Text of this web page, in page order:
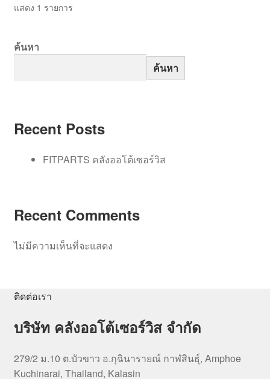
แสดง 1 รายการ
ค้นหา
ค้นหา
Recent Posts
FITPARTS คลังออโต้เซอร์วิส
Recent Comments
ไม่มีความเห็นที่จะแสดง
ติดต่อเรา
บริษัท คลังออโต้เซอร์วิส จำกัด
279/2 ม.10 ต.บัวขาว อ.กุฉินารายณ์ กาฬสินธุ์, Amphoe
Kuchinarai, Thailand, Kalasin